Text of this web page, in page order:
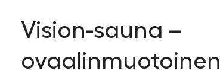
Vision-sauna –
ovaalinmuotoinen